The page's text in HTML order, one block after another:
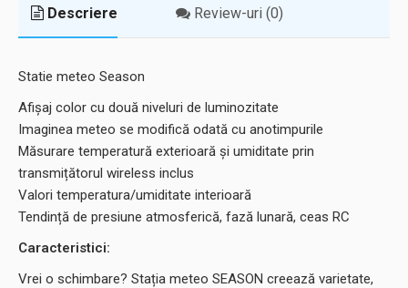
Descriere Review-uri (0)
Statie meteo Season
Afișaj color cu două niveluri de luminozitate
Imaginea meteo se modifică odată cu anotimpurile
Măsurare temperatură exterioară și umiditate prin
transmițătorul wireless inclus
Valori temperatura/umiditate interioară
Tendință de presiune atmosferică, fază lunară, ceas RC
Caracteristici:
Vrei o schimbare? Stația meteo SEASON creează varietate,